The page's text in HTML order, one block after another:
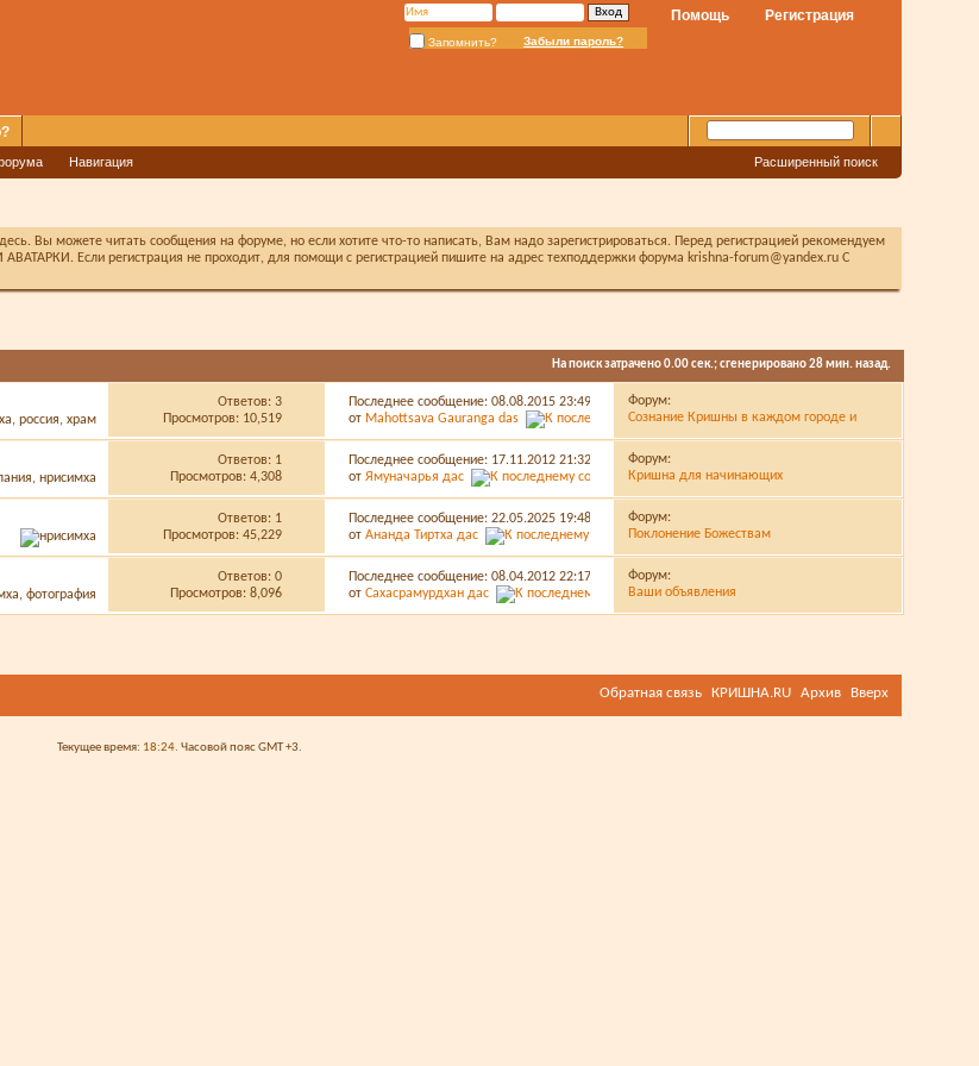
Регистрация
Помощь
Запомнить? Забыли пароль?
Навигация Расширенный поиск
Вы можете читать сообщения на форуме, но если хотите что-то написать, Вам надо зарегистрироваться. Перед регистрацией рекомендуем
Если регистрация не проходит, для помощи с регистрацией пишите на адрес техподдержки форума krishna-forum@yandex.ru С
На поиск затрачено0.00сек.; сгенерировано 28 мин. назад.
Ответов: 3
Просмотров: 10,519
Последнее сообщение: 08.08.201523:49
от Mahottsava Gauranga das
Форум:
Сознание Кришны в каждом городе и
Ответов: 1
Просмотров: 4,308
Последнее сообщение: 17.11.201221:32
отЯмуначарья дас
Форум:
Кришна для начинающих
Ответов: 1
Просмотров: 45,229
Последнее сообщение: 22.05.2025 19:48
отАнанда Тиртха дас
Форум:
Поклонение Божествам
Ответов: 0
Просмотров: 8,096
Последнее сообщение: 08.04.201222:17
отСахасрамурдхан дас
Форум:
Ваши объявления
Обратная связь КРИШНА.RU Архив Вверх
Текущее время: 18:24. Часовой пояс GMT +3.